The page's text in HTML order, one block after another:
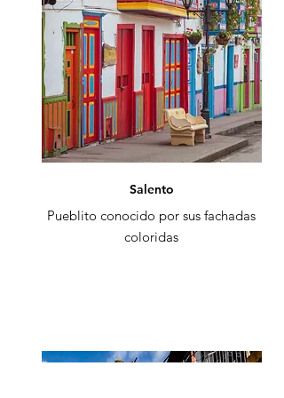
Salento
Pueblito conocido por sus fachadas
coloridas